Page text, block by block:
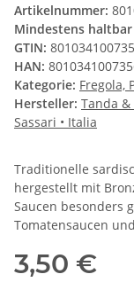
Artikelnummer:
Mindestens haltbar
GTIN:
HAN:
Kategorie: Fregola,
Hersteller: Tanda &
Sassari • Italia
Traditionelle
hergestellt mit
Saucen besonders
Tomatensaucen
3,50 €